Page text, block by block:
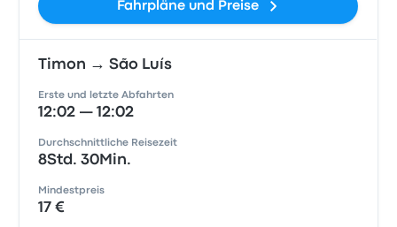
Fahrpläne und Preise
Timon → São Luís
Erste und letzte Abfahrten
12:02 — 12:02
Durchschnittliche Reisezeit
8Std. 30Min.
Mindestpreis
17 €